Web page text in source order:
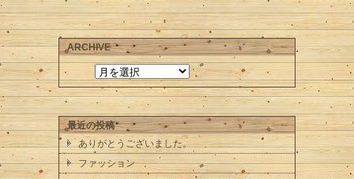
ARCHIVE
最近の投稿
ありがとうございました。
ファッション